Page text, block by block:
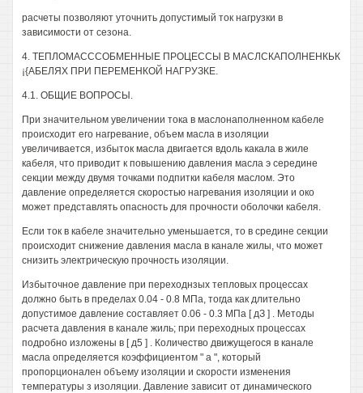
расчеты позволяют уточнить допустимый ток нагрузки в
зависимости от сезона.
4. ТЕПЛОМАСССОБМЕННЫЕ ПРОЦЕССЫ В МАСЛСКАПОЛНЕНКЬК
¡{АБЕЛЯХ ПРИ ПЕРЕМЕНКОЙ НАГРУЗКЕ.
4.1. ОБЩИЕ ВОПРОСЫ.
При значительном увеличении тока в маслонаполненном кабеле
происходит его нагревание, объем масла в изоляции
увеличивается, избыток масла двигается вдоль какала в жиле
кабеля, что приводит к повышению давления масла э середине
секции между двумя точками подпитки кабеля маслом. Это
давление определяется скоростью нагревания изоляции и око
может представлять опасность для прочности оболочки кабеля.
Если ток в кабеле значительно уменьшается, то в средине секции
происходит снижение давления масла в канале жилы, что может
снизить электрическую прочность изоляции.
Избыточное давление при переходнзых тепловых процессах
должно быть в пределах 0.04 - 0.8 МПа, тогда как длительно
допустимое давление составляет 0.06 - 0.3 МПа [ дЗ ] . Методы
расчета давления в канале жиль; при переходных процессах
подробно изложены в [ д5 ] . Количество движущегося в канале
масла определяется коэффициентом " а ", который
пропорционален объему изоляции и скорости изменения
температуры з изоляции. Давление зависит от динамического